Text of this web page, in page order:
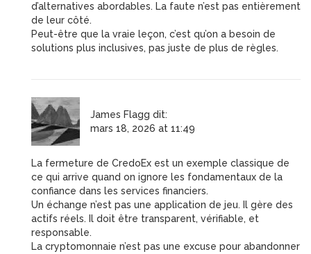
d’alternatives abordables. La faute n’est pas entièrement
de leur côté.
Peut-être que la vraie leçon, c’est qu’on a besoin de
solutions plus inclusives, pas juste de plus de règles.
James Flagg dit:
mars 18, 2026 at 11:49
La fermeture de CredoEx est un exemple classique de
ce qui arrive quand on ignore les fondamentaux de la
confiance dans les services financiers.
Un échange n’est pas une application de jeu. Il gère des
actifs réels. Il doit être transparent, vérifiable, et
responsable.
La cryptomonnaie n’est pas une excuse pour abandonner